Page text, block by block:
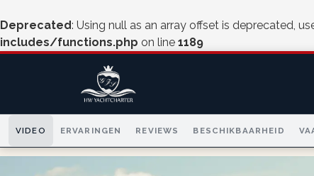
Deprecated: Using null as an array offset is deprecated,
includes/functions.php on line 1189
VIDEO ERVARINGEN REVIEWS BESCHIKBAARHEID